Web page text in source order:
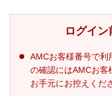
ログイ
AMCお客様番号で利
の確認にはAMCお客
お手元にお控えくだ